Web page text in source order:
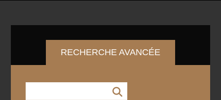
RECHERCHE AVANCÉE